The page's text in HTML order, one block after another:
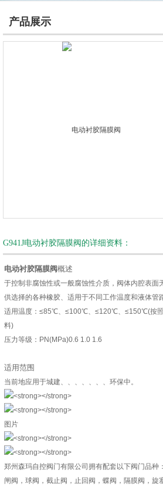
产品展示
G941J电动衬胶隔膜阀的详细资料：
电动衬胶隔膜阀概述
于控制非腐蚀性或一般腐蚀性介质，阀体内腔表面
供选择的各种橡胶、适用于不同工作温度和液体管
适用温度：≤85℃、≤100℃、≤120℃、≤150℃(按
料)
压力等级：PN(MPa)0.6 1.0 1.6
适用范围
当前地应用于城建、、、、、、、环保中。
图片
郑州森玛自控阀门有限公司拥有配套以下阀门品种：
闸阀，球阀，截止阀，止回阀，蝶阀，隔膜阀，